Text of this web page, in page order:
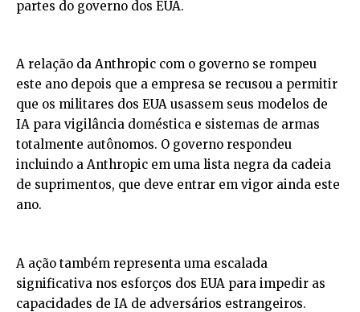
partes do governo dos EUA.
A relação da Anthropic com o governo se rompeu
este ano depois que a empresa se recusou a permitir
que os militares dos EUA usassem seus modelos de
IA para vigilância doméstica e sistemas de armas
totalmente autônomos. O governo respondeu
incluindo a Anthropic em uma lista negra da cadeia
de suprimentos, que deve entrar em vigor ainda este
ano.
A ação também representa uma escalada
significativa nos esforços dos EUA para impedir as
capacidades de IA de adversários estrangeiros.